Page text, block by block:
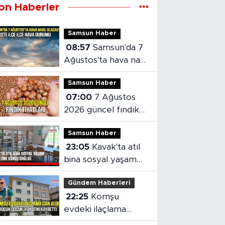
Haberler
Samsun Haber
08:57 Samsun'da 7
Ağustos'ta hava nasıl
olacak?
Samsun Haber
07:00
2026 güncel fındık
fiyatları
Samsun Haber
23:05
bina sosyal yaşam
merkezine
dönüştürüldü
Gündem Haberleri
22:25
evdeki ilaçlama
küçük çocuğun